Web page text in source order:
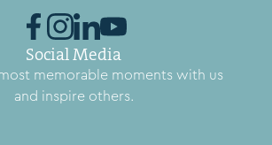
Social Media
memorable moments with us
and inspire others.